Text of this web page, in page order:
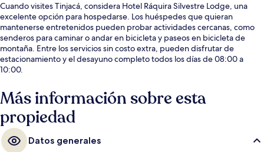
Cuando visites Tinjacá, considera Hotel Ráquira Silvestre Lodge, una
excelente opción para hospedarse. Los huéspedes que quieran
mantenerse entretenidos pueden probar actividades cercanas, como
senderos para caminar o andar en bicicleta y paseos en bicicleta de
montaña. Entre los servicios sin costo extra, pueden disfrutar de
estacionamiento y el desayuno completo todos los días de 08:00 a
10:00.
Más información sobre esta
propiedad
Datos generales